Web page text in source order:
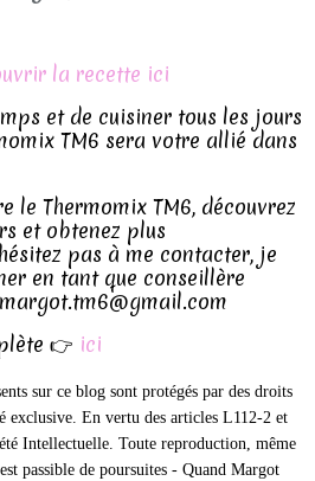
la recette ici
et de cuisiner tous les jours
TM6 sera votre allié dans
le Thermomix TM6, découvrez
et obtenez plus
pas à me contacter, je
en tant que conseillère
👉 ici
sur ce blog sont protégés par des droits
exclusive. En vertu des articles L112-2 et
Intellectuelle. Toute reproduction, même
passible de poursuites - Quand Margot